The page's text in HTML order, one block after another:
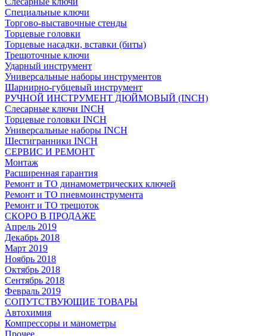
Специальные ключи
Торгово-выставочные стенды
Торцевые головки
Торцевые насадки, вставки (биты)
Трещоточные ключи
Ударный инструмент
Универсальные наборы инструментов
Шарнирно-губцевый инструмент
РУЧНОЙ ИНСТРУМЕНТ ДЮЙМОВЫЙ (INCH)
Слесарные ключи INCH
Торцевые головки INCH
Универсальные наборы INCH
Шестигранники INCH
СЕРВИС И РЕМОНТ
Монтаж
Расширенная гарантия
Ремонт и ТО динамометрических ключей
Ремонт и ТО пневмоинструмента
Ремонт и ТО трещоток
СКОРО В ПРОДАЖЕ
Апрель 2019
Декабрь 2018
Март 2019
Ноябрь 2018
Октябрь 2018
Сентябрь 2018
Февраль 2019
СОПУТСТВУЮЩИЕ ТОВАРЫ
Автохимия
Компрессоры и манометры
Прочее